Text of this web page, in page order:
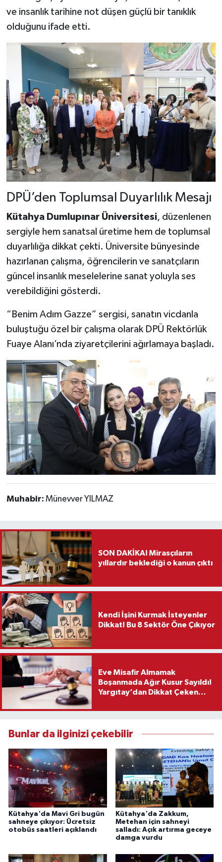
ve insanlık tarihine not düşen güçlü bir tanıklık
olduğunu ifade etti.
DPÜ’den Toplumsal Duyarlılık Mesajı
Kütahya Dumlupınar Üniversitesi, düzenlenen
sergiyle hem sanatsal üretime hem de toplumsal
duyarlılığa dikkat çekti. Üniversite bünyesinde
hazırlanan çalışma, öğrencilerin ve sanatçıların
güncel insanlık meselelerine sanat yoluyla ses
verebildiğini gösterdi.
“Benim Adım Gazze” sergisi, sanatın vicdanla
buluştuğu özel bir çalışma olarak DPÜ Rektörlük
Fuaye Alanı’nda ziyaretçilerini ağırlamaya başladı.
Muhabir: Münevver YILMAZ
SON DAKİKA! Mirasçıların
yıllardır beklediği o kanun çıktı
Kendi İşini Kurmak İsteyenler
Dikkat! Bu 8 Sektör Öne Çıkıyor
Eve Misafir Almamak
Boşanmada Ağır Kusur Sayıldı!
Yargıtay’dan Dikkat Çeken
Bunlar da ilginizi çekebilir
Kütahya'da Mavi Gri bugün
sahneye çıkıyor: Ücretsiz
otobüs saatleri açıklandı
Kütahya'da Zakkum,
Metehan için sahneyi
salladı: Açık artırma geceye
damga vurdu